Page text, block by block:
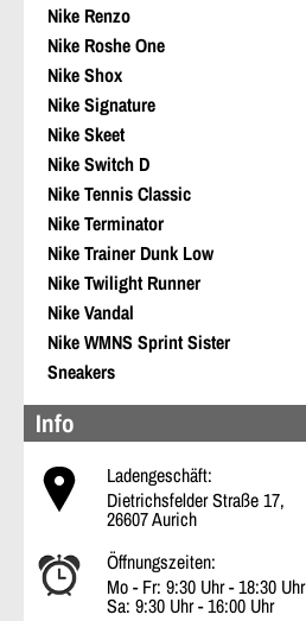
Nike Renzo
Nike Roshe One
Nike Shox
Nike Signature
Nike Skeet
Nike Switch D
Nike Tennis Classic
Nike Terminator
Nike Trainer Dunk Low
Nike Twilight Runner
Nike Vandal
Nike WMNS Sprint Sister
Sneakers
Info
Ladengeschäft:
Dietrichsfelder Straße 17,
26607 Aurich
Öffnungszeiten:
Mo - Fr: 9:30 Uhr - 18:30 Uhr
Sa: 9:30 Uhr - 16:00 Uhr